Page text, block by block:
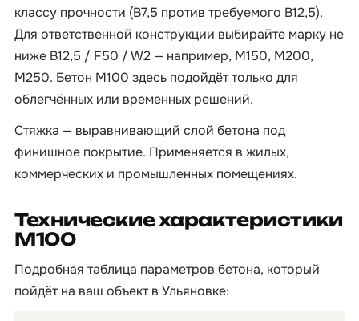
классу прочности (B7,5 против требуемого B12,5).
Для ответственной конструкции выбирайте марку не
ниже B12,5 / F50 / W2 — например, М150, М200,
М250. Бетон М100 здесь подойдёт только для
облегчённых или временных решений.
Стяжка — выравнивающий слой бетона под
финишное покрытие. Применяется в жилых,
коммерческих и промышленных помещениях.
Технические характеристики
М100
Подробная таблица параметров бетона, который
пойдёт на ваш объект в Ульяновке: